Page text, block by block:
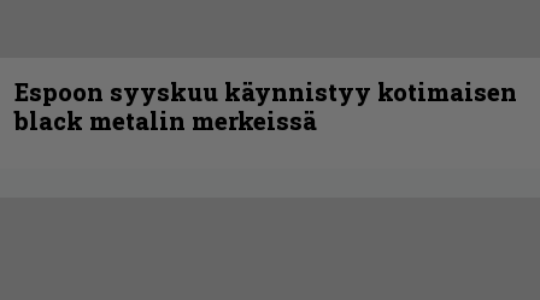
Espoon syyskuu käynnistyy kotimaisen
black metalin merkeissä